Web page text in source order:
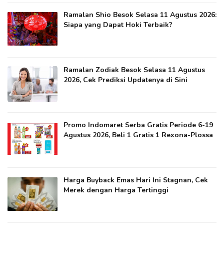
Ramalan Shio Besok Selasa 11 Agustus 2026:
Siapa yang Dapat Hoki Terbaik?
Ramalan Zodiak Besok Selasa 11 Agustus
2026, Cek Prediksi Updatenya di Sini
Promo Indomaret Serba Gratis Periode 6-19
Agustus 2026, Beli 1 Gratis 1 Rexona-Plossa
Harga Buyback Emas Hari Ini Stagnan, Cek
Merek dengan Harga Tertinggi